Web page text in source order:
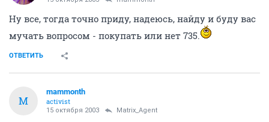
Ну все, тогда точно приду, надеюсь, найду и буду вас
мучать вопросом - покупать или нет 735.
ОТВЕТИТЬ
M
mammonth
activist
15 октября 2003 Matrix_Agent